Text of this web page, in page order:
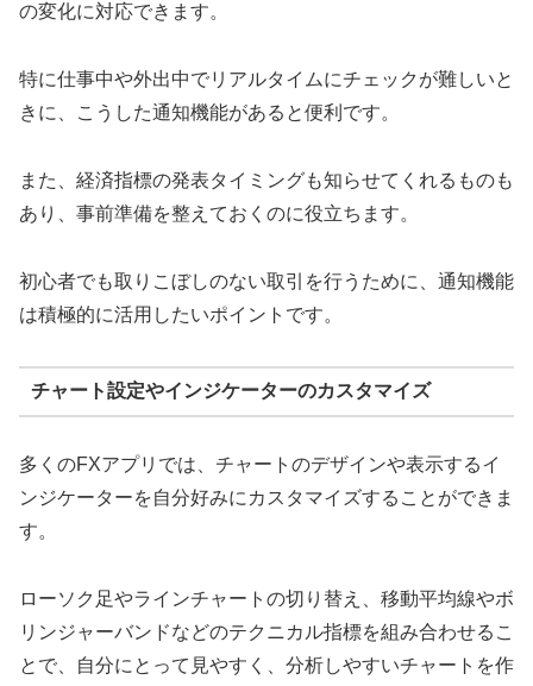
の変化に対応できます。
特に仕事中や外出中でリアルタイムにチェックが難しいと
きに、こうした通知機能があると便利です。
また、経済指標の発表タイミングも知らせてくれるものも
あり、事前準備を整えておくのに役立ちます。
初心者でも取りこぼしのない取引を行うために、通知機能
は積極的に活用したいポイントです。
チャート設定やインジケーターのカスタマイズ
多くのFXアプリでは、チャートのデザインや表示するイ
ンジケーターを自分好みにカスタマイズすることができま
す。
ローソク足やラインチャートの切り替え、移動平均線やボ
リンジャーバンドなどのテクニカル指標を組み合わせるこ
とで、自分にとって見やすく、分析しやすいチャートを作